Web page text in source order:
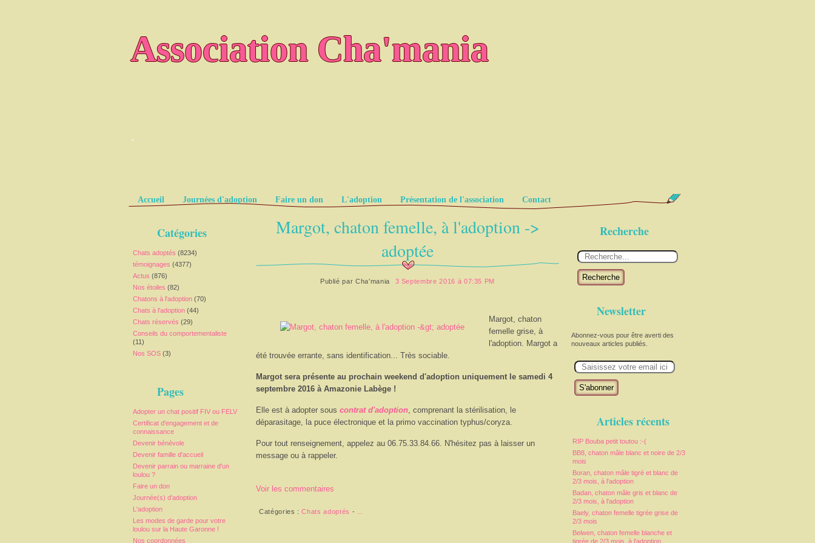
Association Cha'mania
.
Pages
Accueil Journées d'adoption Faire un don L'adoption Présentation de l'association Contact
Catégories
Chats adoptés (8234)
témoignages (4377)
Actus (876)
Nos étoiles (82)
Chatons à l'adoption (70)
Chats à l'adoption (44)
Chats réservés (29)
Conseils du comportementaliste
(11)
Nos SOS (3)
Pages
Adopter un chat positif FIV ou FELV
Certificat d'engagement et de
connaissance
Devenir bénévole
Devenir famille d'accueil
Devenir parrain ou marraine d'un
loulou ?
Faire un don
Journée(s) d'adoption
L'adoption
Les modes de garde pour votre
loulou sur la Haute Garonne !
Nos coordonnées
Recherche
Recherche
Newsletter
Abonnez-vous pour être averti des
nouveaux articles publiés.
m
Articles récents
RIP Bouba petit toutou :-(
BB8, chaton mâle blanc et noire de 2/3
mois
Boran, chaton mâle tigré et blanc de
2/3 mois, à l'adoption
Badan, chaton mâle gris et blanc de
2/3 mois, à l'adoption
Baely, chaton femelle tigrée grise de
2/3 mois
Belwen, chaton femelle blanche et
tigrée de 2/3 mois, à l'adoption
Margot, chaton femelle, à l'adoption ->
adoptée
Publié parCha'mania 3 Septembre 2016 à 07:35 PM
Margot, chaton
femelle grise, à
l'adoption. Margot a
été trouvée errante, sans identification... Très sociable.
Margot sera présente au prochain weekend d'adoption uniquement le samedi 4
septembre 2016 à Amazonie Labège !
Elle est à adopter sous contrat d'adoption, comprenant la stérilisation, le
déparasitage, la puce électronique et la primo vaccination typhus/coryza.
Pour tout renseignement, appelez au 06.75.33.84.66. N'hésitez pas à laisser un
message ou à rappeler.
Voir les commentaires
Catégories :Chats adoptés -